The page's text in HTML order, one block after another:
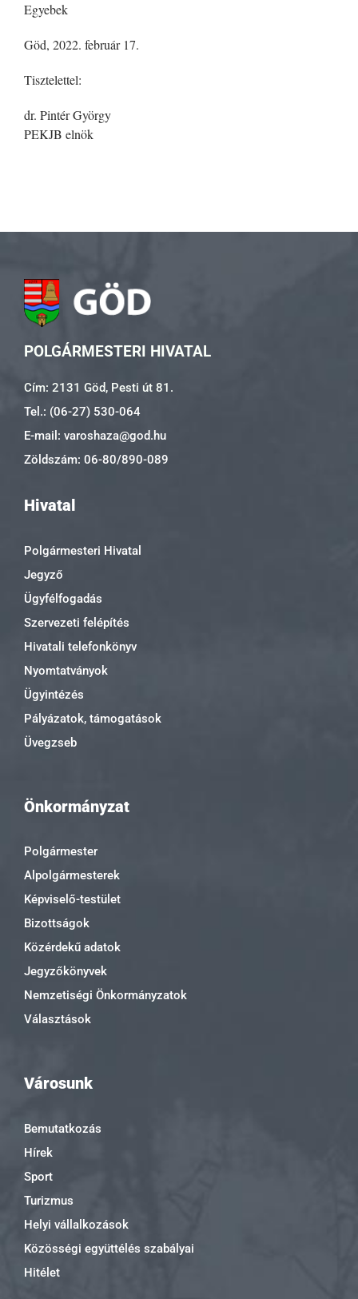
Egyebek
Göd, 2022. február 17.
Tisztelettel:
dr. Pintér György
PEKJB elnök
POLGÁRMESTERI HIVATAL
Cím: 2131 Göd, Pesti út 81.
Tel.: (06-27) 530-064
E-mail: varoshaza@god.hu
Zöldszám: 06-80/890-089
Hivatal
Polgármesteri Hivatal
Jegyző
Ügyfélfogadás
Szervezeti felépítés
Hivatali telefonkönyv
Nyomtatványok
Ügyintézés
Pályázatok, támogatások
Üvegzseb
Önkormányzat
Polgármester
Alpolgármesterek
Képviselő-testület
Bizottságok
Közérdekű adatok
Jegyzőkönyvek
Nemzetiségi Önkormányzatok
Választások
Városunk
Bemutatkozás
Hírek
Sport
Turizmus
Helyi vállalkozások
Közösségi együttélés szabályai
Hitélet